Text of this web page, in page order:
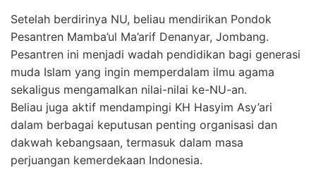
Setelah berdirinya NU, beliau mendirikan Pondok
Pesantren Mamba’ul Ma’arif Denanyar, Jombang.
Pesantren ini menjadi wadah pendidikan bagi generasi
muda Islam yang ingin memperdalam ilmu agama
sekaligus mengamalkan nilai-nilai ke-NU-an.
Beliau juga aktif mendampingi KH Hasyim Asy’ari
dalam berbagai keputusan penting organisasi dan
dakwah kebangsaan, termasuk dalam masa
perjuangan kemerdekaan Indonesia.